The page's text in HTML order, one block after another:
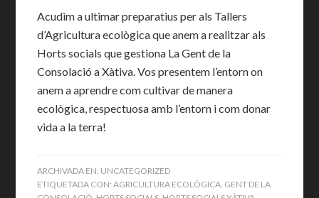
Acudim a ultimar preparatius per als Tallers
d’Agricultura ecològica que anem a realitzar als
Horts socials que gestiona La Gent de la
Consolació a Xàtiva. Vos presentem l’entorn on
anem a aprendre com cultivar de manera
ecològica, respectuosa amb l’entorn i com donar
vida a la terra!
ARCHIVADA EN: UNCATEGORIZED
ETIQUETADA CON:AGRICULTURA ECOLÓGICA, GENT DE LA